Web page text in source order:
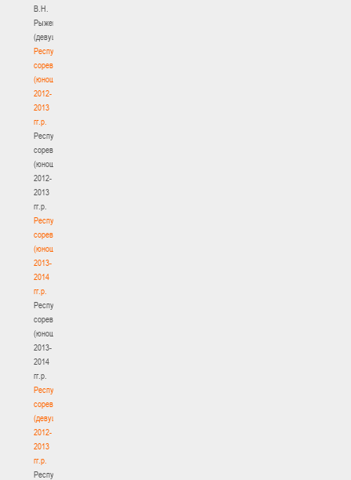
В.Н.
Рыженкова
(девушки)
Республиканские
соревнования
(юноши)
2012-
2013
гг.р.
Республиканские
соревнования
(юноши)
2012-
2013
гг.р.
Республиканские
соревнования
(юноши)
2013-
2014
гг.р.
Республиканские
соревнования
(юноши)
2013-
2014
гг.р.
Республиканские
соревнования
(девушки)
2012-
2013
гг.р.
Республиканские